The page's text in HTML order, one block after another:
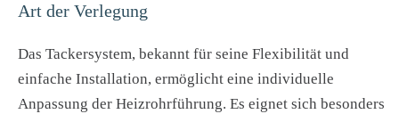
Art der Verlegung
Das Tackersystem, bekannt für seine Flexibilität und
einfache Installation, ermöglicht eine individuelle
Anpassung der Heizrohrführung. Es eignet sich besonders